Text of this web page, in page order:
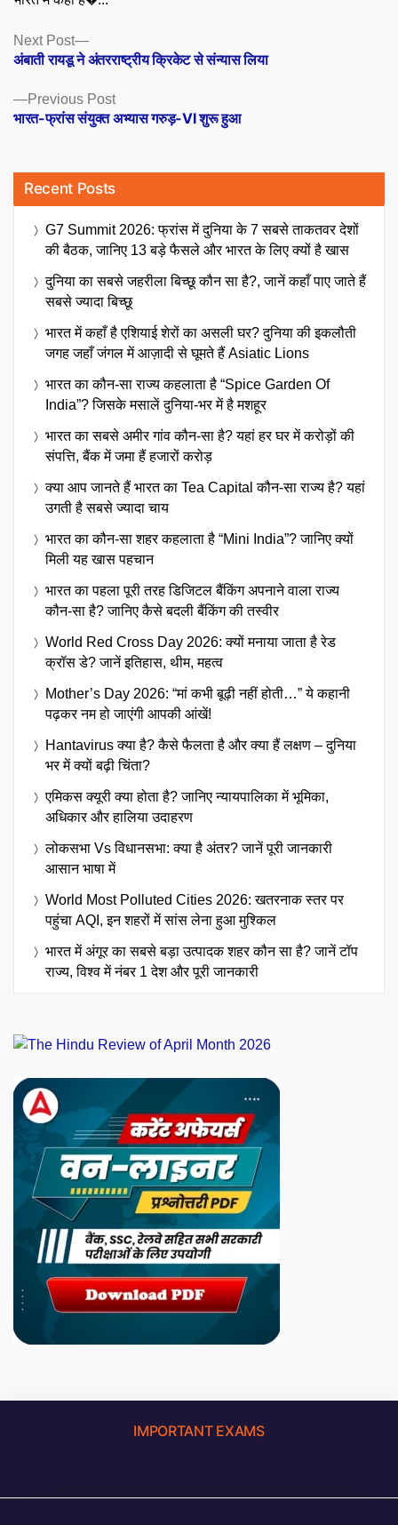
Posts
navigation
Previous PostPrevious
post:
भारत-फ्रांस संयुक्त अभ्यास गरुड़-VI शुरू हुआ
Next Post
Next
post:
अंबाती रायडू ने अंतरराष्ट्रीय क्रिकेट से संन्यास लिया
Recent Posts
G7 Summit 2026: फ्रांस में दुनिया के 7 सबसे ताकतवर देशों
की बैठक, जानिए 13 बड़े फैसले और भारत के लिए क्यों है खास
दुनिया का सबसे जहरीला बिच्छू कौन सा है?, जानें कहाँ पाए जाते हैं
सबसे ज्यादा बिच्छू
भारत में कहाँ है एशियाई शेरों का असली घर? दुनिया की इकलौती
जगह जहाँ जंगल में आज़ादी से घूमते हैं Asiatic Lions
भारत का कौन-सा राज्य कहलाता है “Spice Garden Of
India”? जिसके मसालें दुनिया-भर में है मशहूर
भारत का सबसे अमीर गांव कौन-सा है? यहां हर घर में करोड़ों की
संपत्ति, बैंक में जमा हैं हजारों करोड़
क्या आप जानते हैं भारत का Tea Capital कौन-सा राज्य है? यहां
उगती है सबसे ज्यादा चाय
भारत का कौन-सा शहर कहलाता है “Mini India”? जानिए क्यों
मिली यह खास पहचान
भारत का पहला पूरी तरह डिजिटल बैंकिंग अपनाने वाला राज्य
कौन-सा है? जानिए कैसे बदली बैंकिंग की तस्वीर
World Red Cross Day 2026: क्यों मनाया जाता है रेड
क्रॉस डे? जानें इतिहास, थीम, महत्व
Mother’s Day 2026: “मां कभी बूढ़ी नहीं होती…” ये कहानी
पढ़कर नम हो जाएंगी आपकी आंखें!
Hantavirus क्या है? कैसे फैलता है और क्या हैं लक्षण – दुनिया
भर में क्यों बढ़ी चिंता?
एमिकस क्यूरी क्या होता है? जानिए न्यायपालिका में भूमिका,
अधिकार और हालिया उदाहरण
लोकसभा Vs विधानसभा: क्या है अंतर? जानें पूरी जानकारी
आसान भाषा में
World Most Polluted Cities 2026: खतरनाक स्तर पर
पहुंचा AQI, इन शहरों में सांस लेना हुआ मुश्किल
भारत में अंगूर का सबसे बड़ा उत्पादक शहर कौन सा है? जानें टॉप
राज्य, विश्व में नंबर 1 देश और पूरी जानकारी
IMPORTANT EXAMS